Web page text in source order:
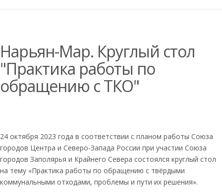
Нарьян-Мар. Круглый стол
"Практика работы по
обращению с ТКО"
24 октября 2023 года в соответствии с планом работы Союза
городов Центра и Северо-Запада России при участии Союза
городов Заполярья и Крайнего Севера состоялся круглый стол
на тему «Практика работы по обращению с твёрдыми
коммунальными отходами, проблемы и пути их решения».